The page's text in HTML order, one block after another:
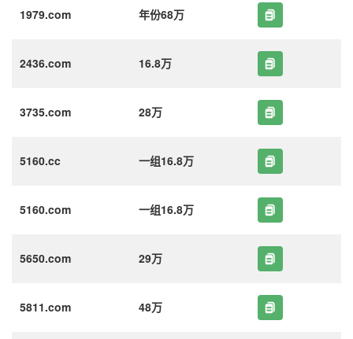
1979.com 年份68万
2436.com 16.8万
3735.com 28万
5160.cc 一组16.8万
5160.com 一组16.8万
5650.com 29万
5811.com 48万